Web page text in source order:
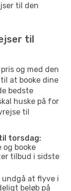
til den
til
og med den
at booke dine
bedste
huske på for
til
torsdag:
og booke
tilbud i sidste
undgå at flyve i
beløb på